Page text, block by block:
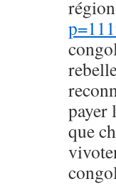
payer
que